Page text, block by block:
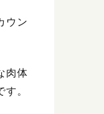
ウン
肉体
。